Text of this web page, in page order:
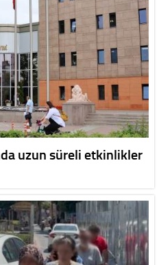
uzun süreli etkinlikler